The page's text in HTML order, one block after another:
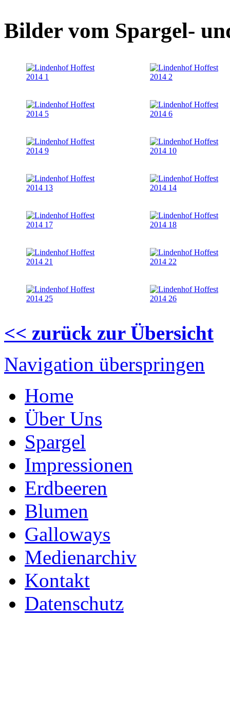
Bilder vom Spargel-
<< zurück zur Übersicht
Navigation überspringen
Home
Über Uns
Spargel
Impressionen
Erdbeeren
Blumen
Galloways
Medienarchiv
Kontakt
Datenschutz